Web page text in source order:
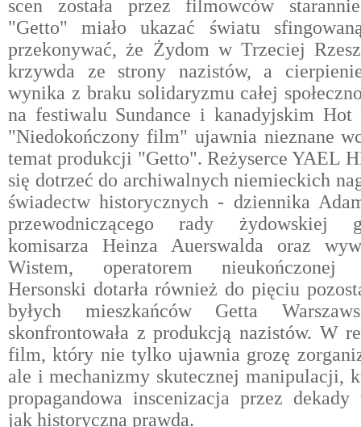
scen została przez filmowców
"Getto" miało ukazać światu
przekonywać, że Żydom w Trzeciej
krzywda ze strony nazistów, a
wynika z braku solidaryzmu całej
na festiwalu Sundance i kanadyjskim Hot
"Niedokończony film" ujawnia nieznane
temat produkcji "Getto". Reżyserce YAEL
się dotrzeć do archiwalnych niemieckich
świadectw historycznych - dziennika
przewodniczącego rady żydowskiej
komisarza Heinza Auerswalda oraz
Wistem, operatorem nieukończonej
Hersonski dotarła również do pięciu
byłych mieszkańców Getta
skonfrontowała z produkcją nazistów. W
film, który nie tylko ujawnia grozę
ale i mechanizmy skutecznej manipulacji,
propagandowa inscenizacja przez dekady
jak historyczna prawda.